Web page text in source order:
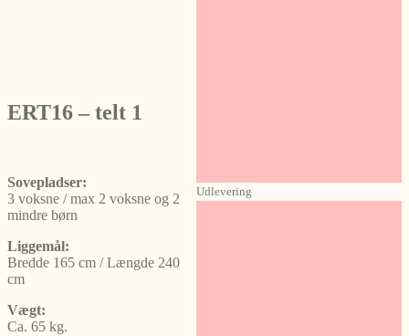
ERT16 – telt 1
Sovepladser:
3 voksne / max 2 voksne og 2
mindre børn
Liggemål:
Bredde 165 cm / Længde 240
cm
Vægt:
Ca. 65 kg.
Udlevering